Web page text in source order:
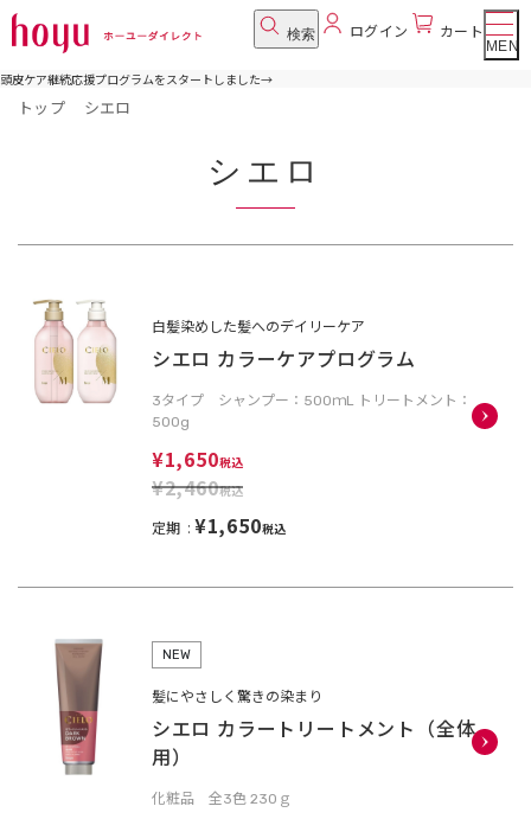
検索 ログイン
カート
MENU
頭皮ケア継続応援プログラムをスタートしました→
トップ シエロ
シエロ
白髪染めした髪へのデイリーケア
シエロ カラーケアプログラム
3タイプ シャンプー：500ｍL トリートメント：
500g
¥1,650税込
¥2,460税込
定期 ¥1,650税込
NEW
髪にやさしく驚きの染まり
シエロ カラートリートメント（全体
用）
化粧品 全3色 230ｇ